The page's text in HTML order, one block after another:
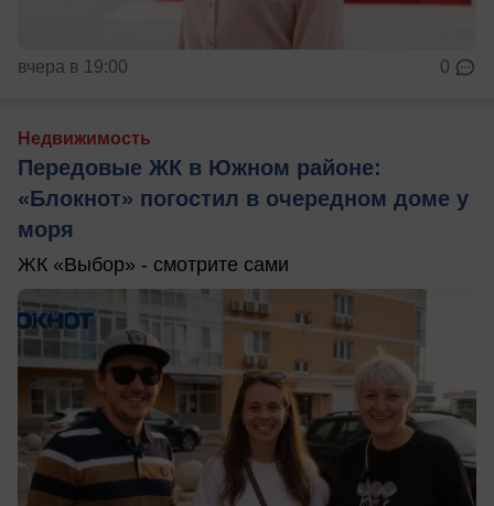
вчера в 19:00 0
Недвижимость
Передовые ЖК в Южном районе:
«Блокнот» погостил в очередном доме у
моря
ЖК «Выбор» - смотрите сами